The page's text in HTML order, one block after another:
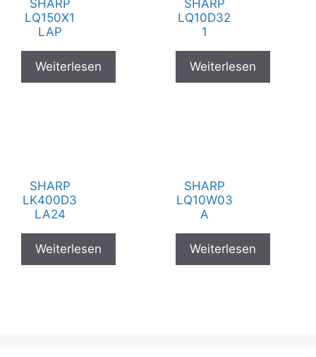
SHARP
LQ150X1
LAP
Weiterlesen
SHARP
LQ10D32
1
Weiterlesen
SHARP
LK400D3
LA24
Weiterlesen
SHARP
LQ10W03
A
Weiterlesen